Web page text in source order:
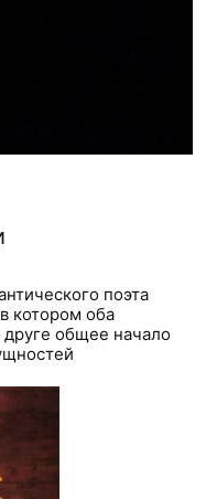
поэта
котором оба
друге общее начало